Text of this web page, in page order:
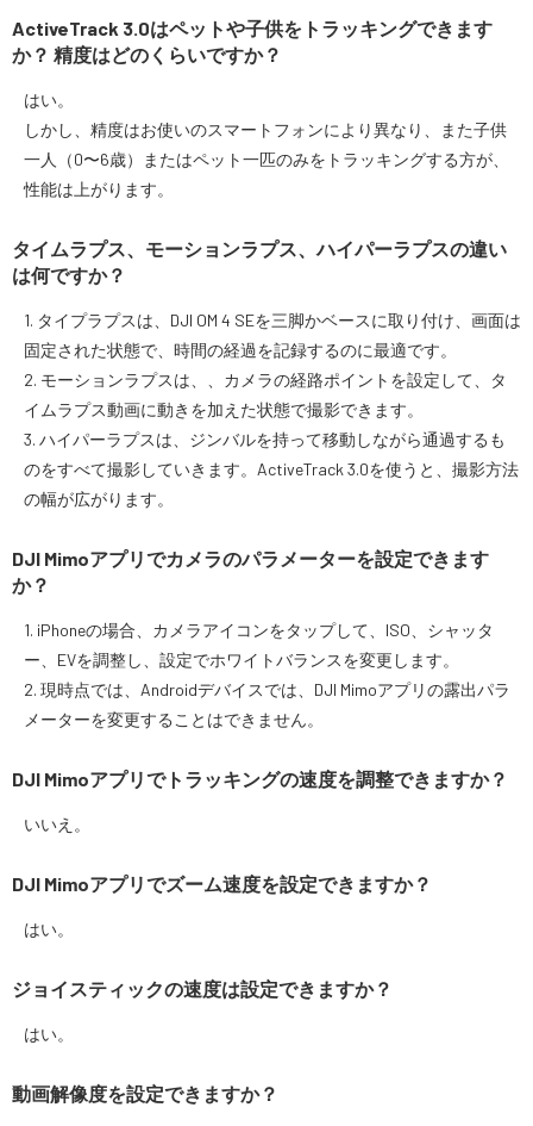
ActiveTrack 3.0はペットや子供をトラッキングできます
か？ 精度はどのくらいですか？
はい。
しかし、精度はお使いのスマートフォンにより異なり、また子供
一人（0〜6歳）またはペット一匹のみをトラッキングする方が、
性能は上がります。
タイムラプス、モーションラプス、ハイパーラプスの違い
は何ですか？
1. タイプラプスは、DJI OM 4 SEを三脚かベースに取り付け、画面は
固定された状態で、時間の経過を記録するのに最適です。
2. モーションラプスは、、カメラの経路ポイントを設定して、タ
イムラプス動画に動きを加えた状態で撮影できます。
3. ハイパーラプスは、ジンバルを持って移動しながら通過するも
のをすべて撮影していきます。ActiveTrack 3.0を使うと、撮影方法
の幅が広がります。
DJI Mimoアプリでカメラのパラメーターを設定できます
か？
1. iPhoneの場合、カメラアイコンをタップして、ISO、シャッタ
ー、EVを調整し、設定でホワイトバランスを変更します。
2. 現時点では、Androidデバイスでは、DJI Mimoアプリの露出パラ
メーターを変更することはできません。
DJI Mimoアプリでトラッキングの速度を調整できますか？
いいえ。
DJI Mimoアプリでズーム速度を設定できますか？
はい。
ジョイスティックの速度は設定できますか？
はい。
動画解像度を設定できますか？